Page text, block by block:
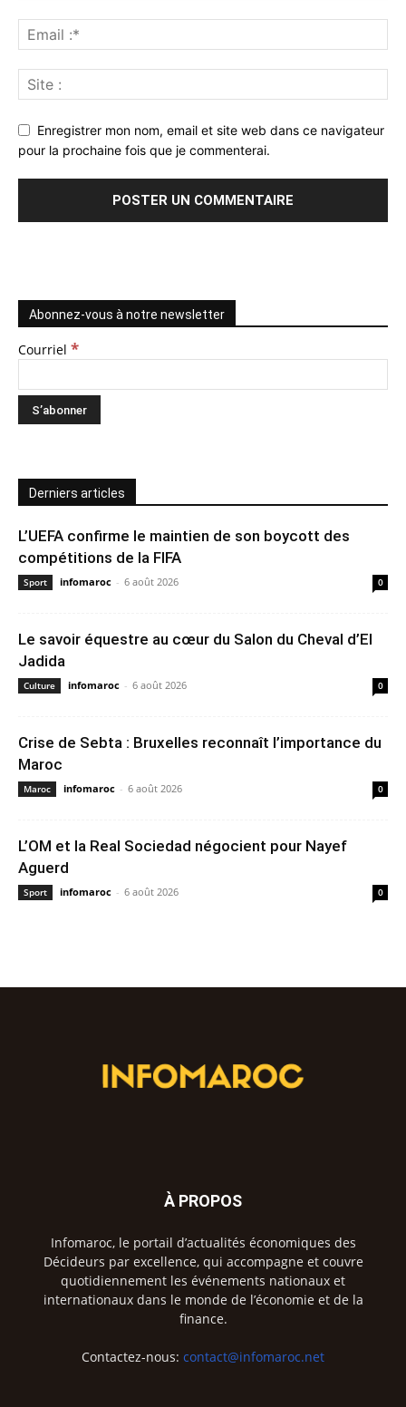
Enregistrer mon nom, email et site web dans ce navigateur
pour la prochaine fois que je commenterai.
Abonnez-vous à notre newsletter
Courriel *
Derniers articles
L’UEFA confirme le maintien de son boycott des
compétitions de la FIFA
Sport infomaroc - 6 août 2026 0
Le savoir équestre au cœur du Salon du Cheval d’El
Jadida
Culture infomaroc - 6 août 2026 0
Crise de Sebta : Bruxelles reconnaît l’importance du
Maroc
Maroc infomaroc - 6 août 2026 0
L’OM et la Real Sociedad négocient pour Nayef
Aguerd
Sport infomaroc - 6 août 2026 0
À PROPOS
Infomaroc, le portail d’actualités économiques des
Décideurs par excellence, qui accompagne et couvre
quotidiennement les événements nationaux et
internationaux dans le monde de l’économie et de la
finance.
Contactez-nous: contact@infomaroc.net